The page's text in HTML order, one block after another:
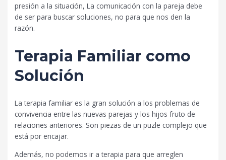
presión a la situación, La comunicación con la pareja debe
de ser para buscar soluciones, no para que nos den la
razón.
Terapia Familiar como
Solución
La terapia familiar es la gran solución a los problemas de
convivencia entre las nuevas parejas y los hijos fruto de
relaciones anteriores. Son piezas de un puzle complejo que
está por encajar.
Además, no podemos ir a terapia para que arreglen